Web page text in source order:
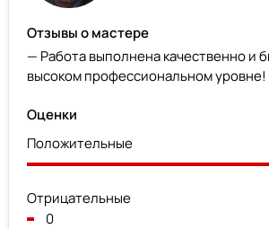
Отзывы о мастере
— Работа выполнена качественно и
высоком профессиональном уровне!
Оценки
Положительные
Отрицательные
0